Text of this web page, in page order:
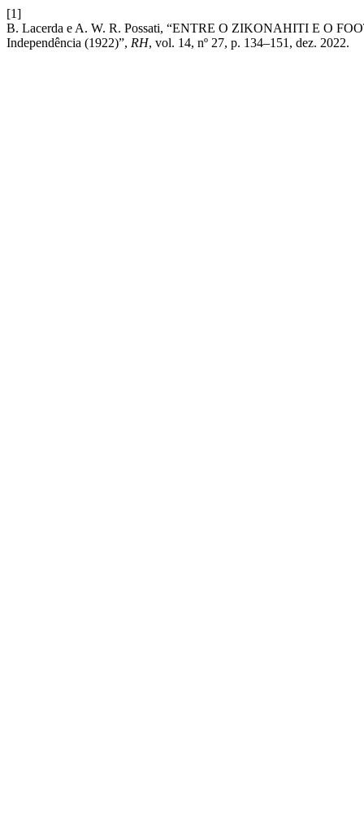
[1]
B. Lacerda e A. W. R. Possati, “ENTRE O ZIKONAHITI E O
Independência (1922)”, RH, vol. 14, nº 27, p. 134–151, dez. 2022.